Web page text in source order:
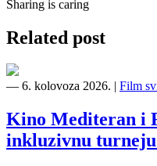
Sharing is caring
Related post
― 6. kolovoza 2026. | Film
Kino Mediteran i
inkluzivnu